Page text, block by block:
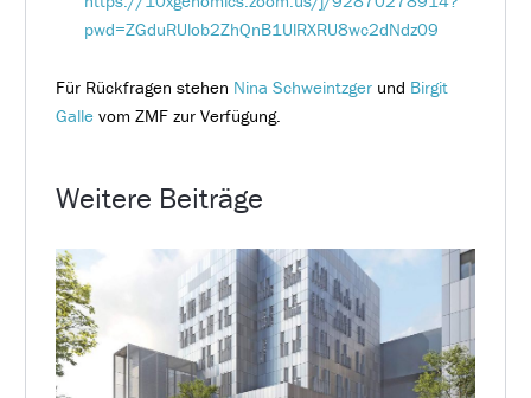
pwd=ZGduRUlob2ZhQnB1UlRXRU8wc2dNdz09
Für Rückfragen stehen Nina Schweintzgerund Birgit
Gallevom ZMF zur Verfügung.
Weitere Beiträge